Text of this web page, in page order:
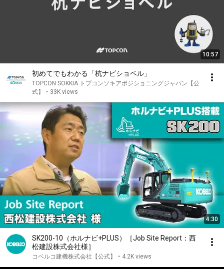
10:57
初めてでもわかる「杭ナビショベル」
TOPCON SOKKIA トプコンソキアポジショニングジャパン【公
式】
• 33K views
4:30
SK200-10（ホルナビ+PLUS）［Job Site Report：西
松建設株式会社様］
コベルコ建機株式会社【公式】 • 4.2K views